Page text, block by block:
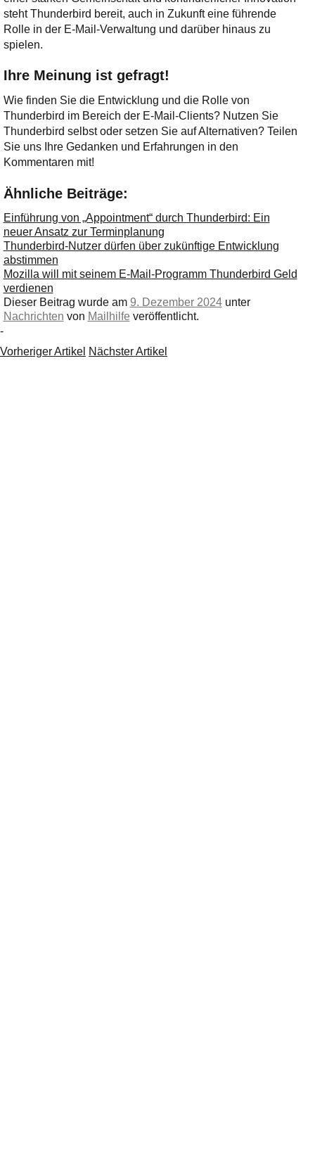
steht Thunderbird bereit, auch in Zukunft eine führende
Rolle in der E-Mail-Verwaltung und darüber hinaus zu
spielen.
Ihre Meinung ist gefragt!
Wie finden Sie die Entwicklung und die Rolle von
Thunderbird im Bereich der E-Mail-Clients? Nutzen Sie
Thunderbird selbst oder setzen Sie auf Alternativen? Teilen
Sie uns Ihre Gedanken und Erfahrungen in den
Kommentaren mit!
Ähnliche Beiträge:
Einführung von „Appointment“ durch Thunderbird: Ein
neuer Ansatz zur Terminplanung
Thunderbird-Nutzer dürfen über zukünftige Entwicklung
abstimmen
Mozilla will mit seinem E-Mail-Programm Thunderbird Geld
verdienen
Dieser Beitrag wurde am 9. Dezember 2024unter
Nachrichten von Mailhilfe veröffentlicht.
-
Vorheriger Artikel Nächster Artikel